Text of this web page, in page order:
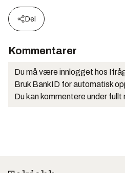
Del
Kommentarer
Du må være innlogget hos
Bruk BankID for automatisk
Du kan kommentere under fullt